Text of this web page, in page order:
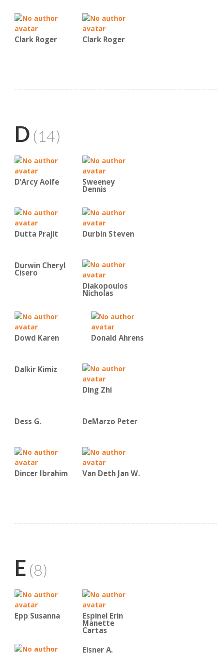
Clark Roger Clark Roger
D (14)
D’Arcy Aoife Sweeney
Dennis
Dutta Prajit Durbin Steven
Durwin Cheryl
Cisero
Diakopoulos
Nicholas
Dowd Karen Donald Ahrens
Dalkir Kimiz
Ding Zhi
Dess G. DeMarzo Peter
Dincer Ibrahim Van Deth Jan W.
E (8)
Epp Susanna Espinel Erin
Manette
Cartas
Eisner A.